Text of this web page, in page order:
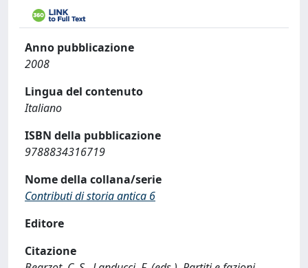
Anno pubblicazione
2008
Lingua del contenuto
Italiano
ISBN della pubblicazione
9788834316719
Nome della collana/serie
Contributi di storia antica 6
Editore
Citazione